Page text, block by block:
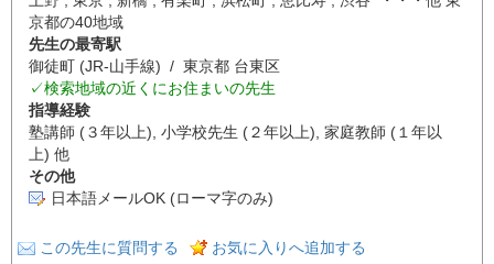
京都の40地域
先生の最寄駅
御徒町 (JR-山手線) / 東京都 台東区
✓検索地域の近くにお住まいの先生
指導経験
塾講師 (３年以上), 小学校先生 (２年以上), 家庭教師 (１年以
上) 他
その他
日本語メールOK (ローマ字のみ)
この先生に質問する
お気に入りへ追加する